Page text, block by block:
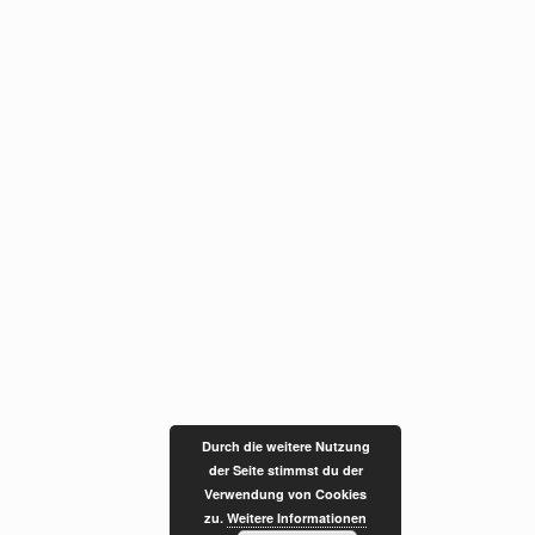
Durch die weitere Nutzung
der Seite stimmst du der
Verwendung von Cookies
zu. Weitere Informationen